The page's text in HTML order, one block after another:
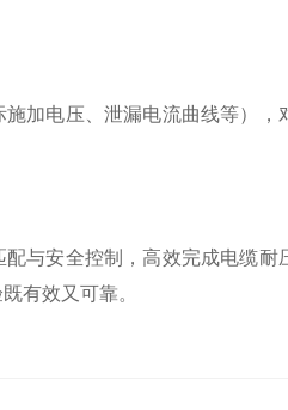
电压、泄漏电流曲线等），
安全控制，高效完成电缆耐
有效又可靠。